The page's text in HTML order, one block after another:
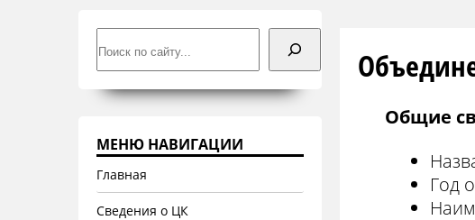
МЕНЮ НАВИГАЦИИ
Главная
Сведения о ЦК
Общие
Год